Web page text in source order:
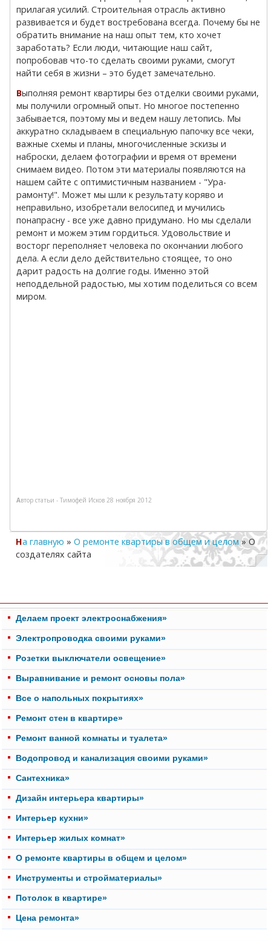
прилагая усилий. Строительная отрасль активно
развивается и будет востребована всегда. Почему бы не
обратить внимание на наш опыт тем, кто хочет
заработать? Если люди, читающие наш сайт,
попробовав что-то сделать своими руками, смогут
найти себя в жизни – это будет замечательно.
Выполняя ремонт квартиры без отделки своими руками,
мы получили огромный опыт. Но многое постепенно
забывается, поэтому мы и ведем нашу летопись. Мы
аккуратно складываем в специальную папочку все чеки,
важные схемы и планы, многочисленные эскизы и
наброски, делаем фотографии и время от времени
снимаем видео. Потом эти материалы появляются на
нашем сайте с оптимистичным названием - "Ура-
рамонту!". Может мы шли к результату коряво и
неправильно, изобретали велосипед и мучились
понапрасну - все уже давно придумано. Но мы сделали
ремонт и можем этим гордиться. Удовольствие и
восторг переполняет человека по окончании любого
дела. А если дело действительно стоящее, то оно
дарит радость на долгие годы. Именно этой
неподдельной радостью, мы хотим поделиться со всем
миром.
Автор статьи -Тимофей Исков28 ноября 2012
На главную »О ремонте квартиры в общем и целом »О
создателях сайта
Делаем проект электроснабжения»
Электропроводка своими руками»
Розетки выключатели освещение»
Выравнивание и ремонт основы пола»
Все о напольных покрытиях»
Ремонт стен в квартире»
Ремонт ванной комнаты и туалета»
Водопровод и канализация своими руками»
Cантехника»
Дизайн интерьера квартиры»
Интерьер кухни»
Интерьер жилых комнат»
О ремонте квартиры в общем и целом»
Инструменты и стройматериалы»
Потолок в квартире»
Цена ремонта»